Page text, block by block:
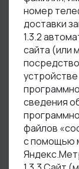
номер
доставки
1.3.2
сайта (или
сведения
файлов
с помощью